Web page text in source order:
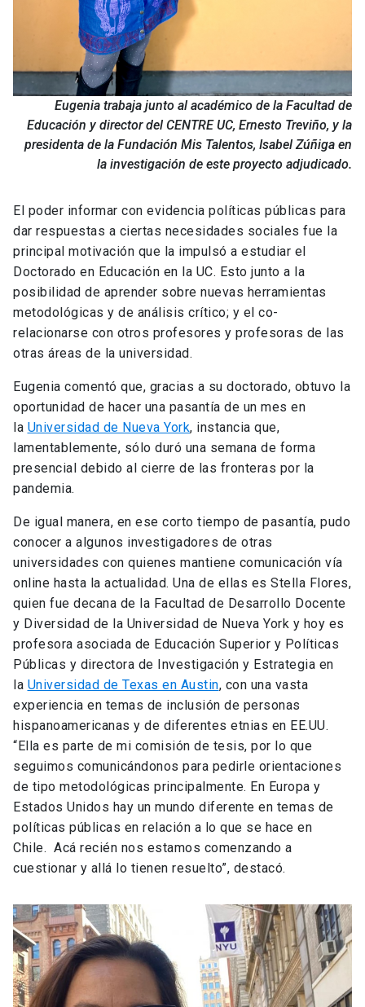
Eugenia trabaja junto al académico de la Facultad de
Educación y director del CENTRE UC, Ernesto Treviño, y la
presidenta de la Fundación Mis Talentos, Isabel Zúñiga en
la investigación de este proyecto adjudicado.
El poder informar con evidencia políticas públicas para
dar respuestas a ciertas necesidades sociales fue la
principal motivación que la impulsó a estudiar el
Doctorado en Educación en la UC. Esto junto a la
posibilidad de aprender sobre nuevas herramientas
metodológicas y de análisis crítico; y el co-
relacionarse con otros profesores y profesoras de las
otras áreas de la universidad.
Eugenia comentó que, gracias a su doctorado, obtuvo la
oportunidad de hacer una pasantía de un mes en
la Universidad de Nueva York, instancia que,
lamentablemente, sólo duró una semana de forma
presencial debido al cierre de las fronteras por la
pandemia.
De igual manera, en ese corto tiempo de pasantía, pudo
conocer a algunos investigadores de otras
universidades con quienes mantiene comunicación vía
online hasta la actualidad. Una de ellas es Stella Flores,
quien fue decana de la Facultad de Desarrollo Docente
y Diversidad de la Universidad de Nueva York y hoy es
profesora asociada de Educación Superior y Políticas
Públicas y directora de Investigación y Estrategia en
la Universidad de Texas en Austin, con una vasta
experiencia en temas de inclusión de personas
hispanoamericanas y de diferentes etnias en EE.UU.
“Ella es parte de mi comisión de tesis, por lo que
seguimos comunicándonos para pedirle orientaciones
de tipo metodológicas principalmente. En Europa y
Estados Unidos hay un mundo diferente en temas de
políticas públicas en relación a lo que se hace en
Chile. Acá recién nos estamos comenzando a
cuestionar y allá lo tienen resuelto”, destacó.